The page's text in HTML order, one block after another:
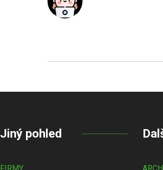
Jiný pohled